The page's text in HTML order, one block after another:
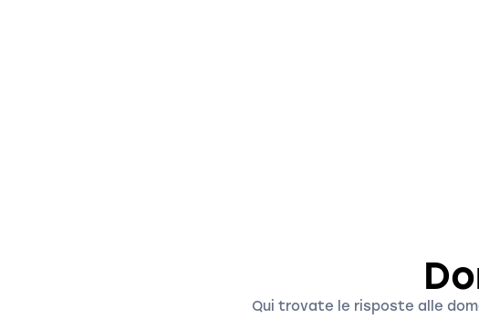
Qui trovate le risposte alle